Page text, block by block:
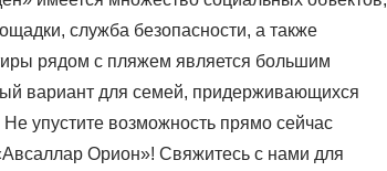
служба безопасности, а также
рядом с пляжем является большим
вариант для семей, придерживающихся
упустите возможность прямо сейчас
Орион»! Свяжитесь с нами для